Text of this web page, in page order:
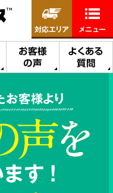
お客様
の声
よくある
質問
対応エリア メニュー
客様より